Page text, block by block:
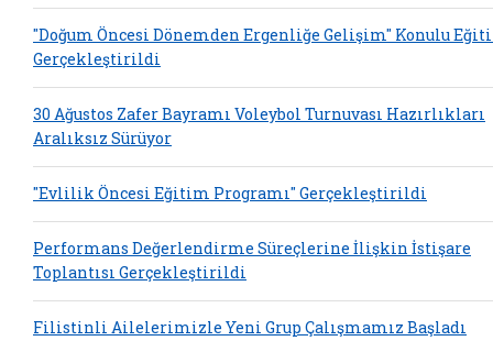
"Doğum Öncesi Dönemden Ergenliğe Gelişim" Konulu
Gerçekleştirildi
30 Ağustos Zafer Bayramı Voleybol Turnuvası Hazırlıkları
Aralıksız Sürüyor
"Evlilik Öncesi Eğitim Programı" Gerçekleştirildi
Performans Değerlendirme Süreçlerine İlişkin İstişare
Toplantısı Gerçekleştirildi
Filistinli Ailelerimizle Yeni Grup Çalışmamız Başladı